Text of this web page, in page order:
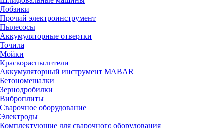
Лобзики
Прочий электроинструмент
Пылесосы
Аккумуляторные отвертки
Точила
Мойки
Краскораспылители
Аккумуляторный инструмент MABAR
Бетономешалки
Зернодробилки
Виброплиты
Сварочное оборудование
Электроды
Комплектующие для сварочного оборудования